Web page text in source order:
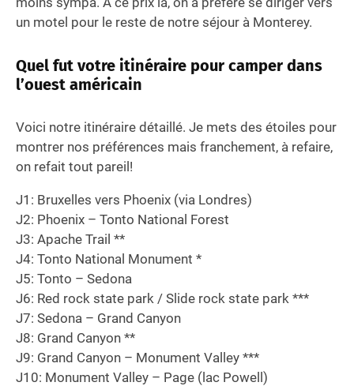
un motel pour le reste de notre séjour à Monterey.
Quel fut votre itinéraire pour camper dans
l’ouest américain
Voici notre itinéraire détaillé. Je mets des étoiles pour
montrer nos préférences mais franchement, à refaire,
on refait tout pareil!
J1: Bruxelles vers Phoenix (via Londres)
J2: Phoenix – Tonto National Forest
J3: Apache Trail **
J4: Tonto National Monument *
J5: Tonto – Sedona
J6: Red rock state park / Slide rock state park ***
J7: Sedona – Grand Canyon
J8: Grand Canyon **
J9: Grand Canyon – Monument Valley ***
J10: Monument Valley – Page (lac Powell)